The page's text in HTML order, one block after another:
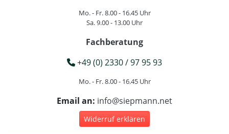
Mo. - Fr. 8.00 - 16.45 Uhr
Sa. 9.00 - 13.00 Uhr
Fachberatung
+49 (0) 2330 / 97 95 93
Mo. - Fr. 8.00 - 16.45 Uhr
Email an: info@siepmann.net
Widerruf erklären